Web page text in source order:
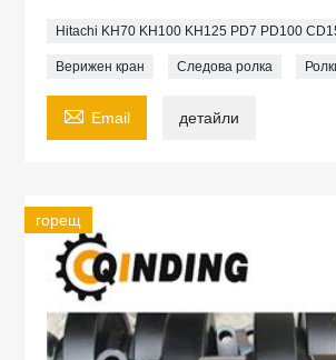
Hitachi KH70 KH100 KH125 PD7 PD100
Верижен кран Следова ролка
 Email детайли
горещ